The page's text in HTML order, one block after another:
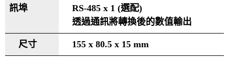
訊埠
RS-485 x 1 (選配)
透過通訊將轉換後的數值輸出
尺寸 155 x 80.5 x 15 mm